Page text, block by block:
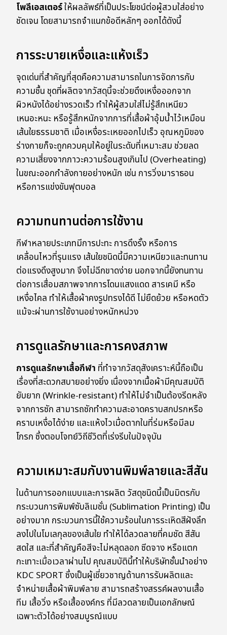
โพลีเอสเตอร์ให้ผลลัพธ์ที่เป็นประโยชน์ต่อผู้สวมใส่อย่าง
ชัดเจน โดยสามารถจำแนกข้อดีหลักๆ ออกได้ดังนี้
การระบายเหงื่อและแห้งเร็ว
จุดเด่นที่สำคัญที่สุดคือความสามารถในการจัดการกับ
ความชื้น ชุดที่ผลิตจากวัสดุนี้จะช่วยดึงเหงื่อออกจาก
ผิวหนังได้อย่างรวดเร็ว ทำให้ผู้สวมใส่ไม่รู้สึกเหนียว
เหนอะหนะ หรือรู้สึกหนักจากการที่เสื้อผ้าอุ้มน้ำไว้เหมือน
เส้นใยธรรมชาติ เมื่อเหงื่อระเหยออกไปเร็ว อุณหภูมิของ
ร่างกายก็จะถูกควบคุมให้อยู่ในระดับที่เหมาะสม ช่วยลด
ความเสี่ยงจากภาวะความร้อนสูงเกินไป (Overheating)
ในขณะออกกำลังกายอย่างหนัก เช่น การวิ่งมาราธอน
หรือการแข่งขันฟุตบอล
ความทนทานต่อการใช้งาน
กีฬาหลายประเภทมีการปะทะ การดึงรั้ง หรือการ
เคลื่อนไหวที่รุนแรง เส้นใยชนิดนี้มีความเหนียวและทนทาน
ต่อแรงดึงสูงมาก จึงไม่ฉีกขาดง่าย นอกจากนี้ยังทนทาน
ต่อการเสื่อมสภาพจากการโดนแสงแดด สารเคมี หรือ
เหงื่อไคล ทำให้เสื้อผ้าคงรูปทรงได้ดี ไม่ยืดย้วย หรือหดตัว
แม้จะผ่านการใช้งานอย่างหนักหน่วง
การดูแลรักษาและการคงสภาพ
การดูแลรักษาเสื้อกีฬา ที่ทำจากวัสดุสังเคราะห์นี้ถือเป็น
เรื่องที่สะดวกสบายอย่างยิ่ง เนื่องจากเนื้อผ้ามีคุณสมบัติ
ยับยาก (Wrinkle-resistant) ทำให้ไม่จำเป็นต้องรีดหลัง
จากการซัก สามารถซักทำความสะอาดคราบสกปรกหรือ
คราบเหงื่อได้ง่าย และแห้งไวเมื่อตากในที่ร่มหรือมีลม
โกรก ซึ่งตอบโจทย์วิถีชีวิตที่เร่งรีบในปัจจุบัน
ความเหมาะสมกับงานพิมพ์ลายและสีสัน
ในด้านการออกแบบและการผลิต วัสดุชนิดนี้เป็นมิตรกับ
กระบวนการพิมพ์ซับลิเมชั่น (Sublimation Printing) เป็น
อย่างมาก กระบวนการนี้ใช้ความร้อนในการระเหิดสีฝังลึก
ลงไปในโมเลกุลของเส้นใย ทำให้ได้ลวดลายที่คมชัด สีสัน
สดใส และที่สำคัญคือสีจะไม่หลุดลอก ซีดจาง หรือแตก
กะเทาะเมื่อเวลาผ่านไป คุณสมบัตินี้ทำให้บริษัทชั้นนำอย่าง
KDC SPORT ซึ่งเป็นผู้เชี่ยวชาญด้านการรับผลิตและ
จำหน่ายเสื้อผ้าพิมพ์ลาย สามารถสร้างสรรค์ผลงานเสื้อ
ทีม เสื้อวิ่ง หรือเสื้อองค์กร ที่มีลวดลายเป็นเอกลักษณ์
เฉพาะตัวได้อย่างสมบูรณ์แบบ